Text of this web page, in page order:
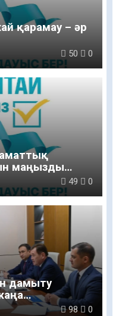
қарамау – әр
50 0
маңызды
49 0
дамыту
98 0